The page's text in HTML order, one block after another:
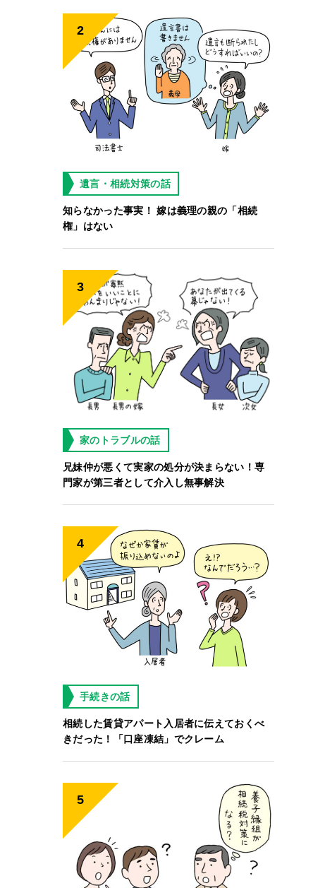
遺言・相続対策の話
知らなかった事実！ 嫁は義理の親の「相続
権」はない
家のトラブルの話
兄妹仲が悪くて実家の処分が決まらない！専
門家が第三者として介入し無事解決
手続きの話
相続した賃貸アパート入居者に伝えておくべ
きだった！「口座凍結」でクレーム